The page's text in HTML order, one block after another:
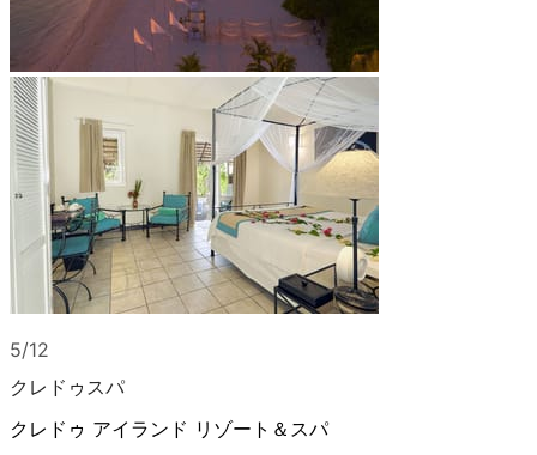
5/12
クレドゥスパ
クレドゥ アイランド リゾート＆スパ